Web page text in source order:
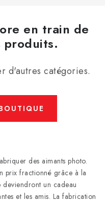
en train de
produits.
d'autres catégories.
des aimants photo.
prix fractionné grâce à la
deviendront un cadeau
et les amis. La fabrication